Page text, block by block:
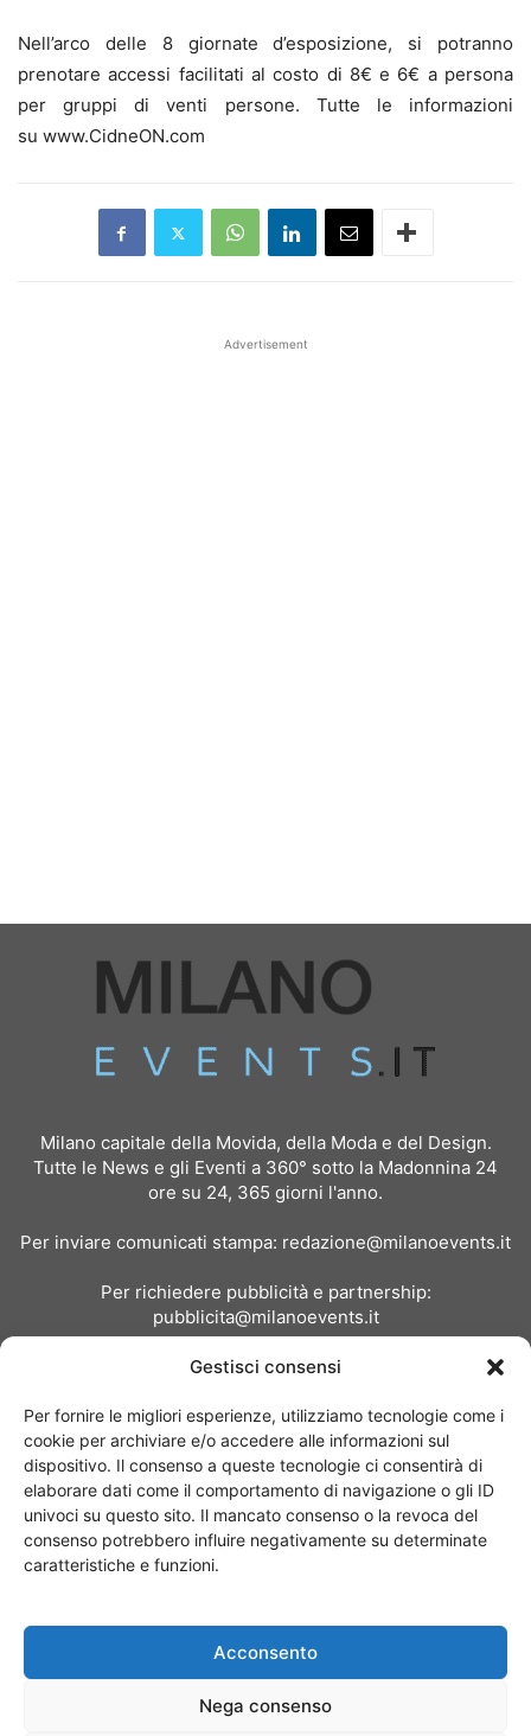
Gestisci consensi
Per fornire le migliori esperienze, utilizziamo tecnologie come i
cookie per archiviare e/o accedere alle informazioni sul
dispositivo. Il consenso a queste tecnologie ci consentirà di
elaborare dati come il comportamento di navigazione o gli ID
univoci su questo sito. Il mancato consenso o la revoca del
consenso potrebbero influire negativamente su determinate
caratteristiche e funzioni.
Acconsento
Nega consenso
Nell’arco delle 8 giornate d’esposizione, si potranno
prenotare accessi facilitati al costo di 8€ e 6€ a persona
per gruppi di venti persone. Tutte le informazioni
su www.CidneON.com
Advertisement
Milano capitale della Movida, della Moda e del Design.
Tutte le News e gli Eventi a 360° sotto la Madonnina 24
ore su 24, 365 giorni l'anno.
Per inviare comunicati stampa: redazione@milanoevents.it
Per richiedere pubblicità e partnership:
pubblicita@milanoevents.it
Chi siamo I Nostri Clienti
© Copyright 2017 - MilanoEvents.it© managed by